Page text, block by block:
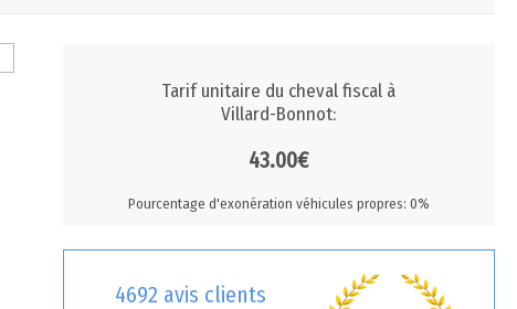
Tarif unitaire du cheval fiscal à
Villard-Bonnot:
43.00€
Pourcentage d'exonération véhicules propres: 0%
4692 avis clients